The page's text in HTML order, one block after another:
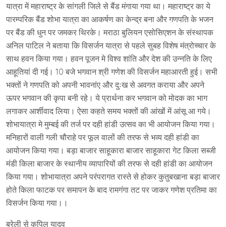
यात्रा में महाराष्ट्र के सांगली जिले से बैंड मंगाया गया था। महाराष्ट्र का ये
पारम्परिक बैंड शोभा यात्रा का आकर्षण का केन्द्र बना और गणपति के भजन
पर बैंड की धुन पर जमकर थिरके। मराठा बुलियन एसोसिएशन के संस्थापक
अनिल पाटिल ने बताया कि विसर्जन यात्रा से पहले सुबह विशेष मंत्रोच्चार के
साथ हवन किया गया। हवन पूजन मे विश्व शांति और देश की उन्नति के लिए
आहूतियां दी गई। 10 बजे भगवान श्री गणेश की विसर्जन महाआरती हुई। सभी
भक्तों ने गणपति को अपनी भावनांए और दुःख से अवगत कराया और अपने
ऊपर भगवान की कृपा बनी रहे। ये प्रार्थना कर भगवान को मोदक का भाग
लगाकर आर्शीवाद लिया। ऐसा कहते समय भक्तों की आंखों में आंसू आ गये।
शोभायात्रा मे मुम्बई की तर्ज पर दही हांडी उत्सव का भी आयोजन किया गया।
मनिहारों वाली गली चौराहे पर फूल वालों की तरफ से भव्य दही हांडी का
आयोजन किया गया। बड़ा बाजार साहूकारा बाजार साहूकारा गेट किला सब्जी
मंडी किला बाजार के स्थानीय व्यापारियों की तरफ से दही हांडी का आयोजन
किया गया। शोभायात्रा अपने परंपरागत रास्ते से होकर कुतुबखाना बड़ा बाजार
होते किला फाटक पर समापन के बाद रामगंगा तट पर जाकर गणेश प्रतिमा का
विसर्जन किया गया।।
बरेली से कपिल यादव